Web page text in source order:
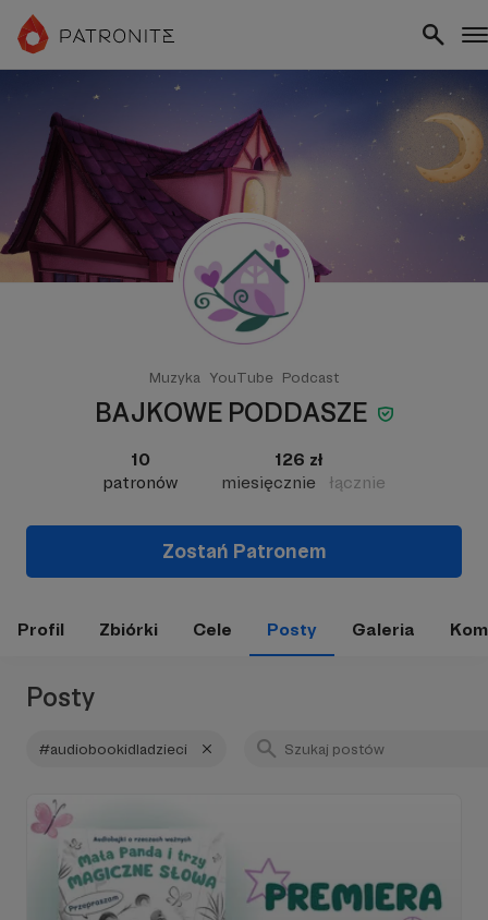
Muzyka YouTube Podcast
BAJKOWE PODDASZE
10
patronów
126 zł
miesięcznie
łącznie
Zostań Patronem
Profil Zbiórki Cele Posty Galeria
Posty
#audiobookidladzieci